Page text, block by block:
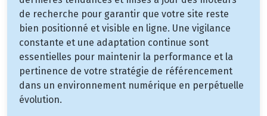
de recherche pour garantir que votre site reste
bien positionné et visible en ligne. Une vigilance
constante et une adaptation continue sont
essentielles pour maintenir la performance et la
pertinence de votre stratégie de référencement
dans un environnement numérique en perpétuelle
évolution.